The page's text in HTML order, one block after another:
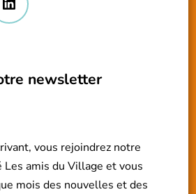
newsletter
vous rejoindrez notre
Les amis du Village et vous
mois des nouvelles et des